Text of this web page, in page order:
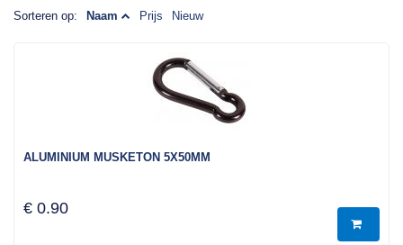
Sorteren op: Naam Prijs Nieuw
ALUMINIUM MUSKETON 5X50MM
€ 0.90